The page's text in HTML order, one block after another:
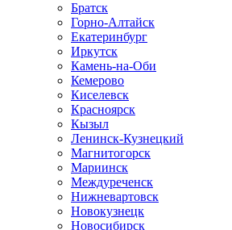
Братск
Горно-Алтайск
Екатеринбург
Иркутск
Камень-на-Оби
Кемерово
Киселевск
Красноярск
Кызыл
Ленинск-Кузнецкий
Магнитогорск
Мариинск
Междуреченск
Нижневартовск
Новокузнецк
Новосибирск